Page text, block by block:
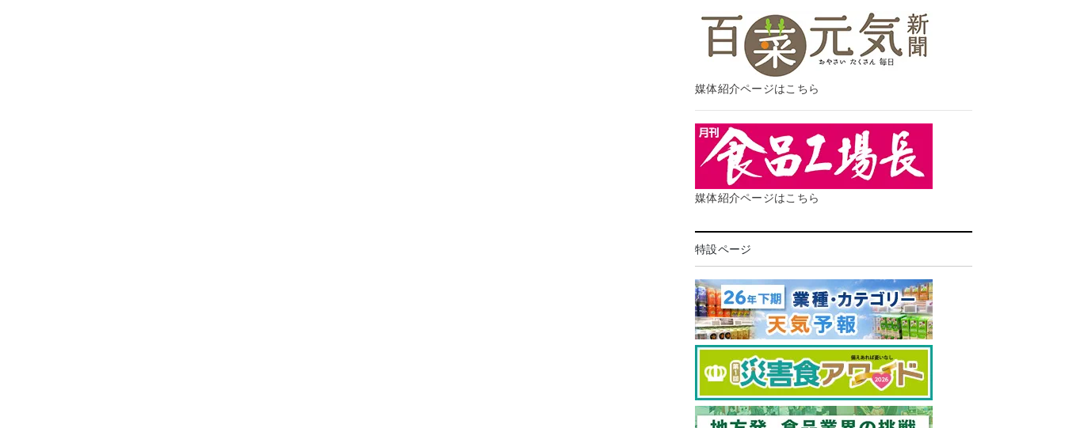
媒体紹介ページはこちら
媒体紹介ページはこちら
特設ページ